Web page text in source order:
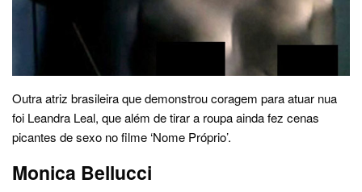
Outra atriz brasileira que demonstrou coragem para atuar nua
foi Leandra Leal, que além de tirar a roupa ainda fez cenas
picantes de sexo no filme ‘Nome Próprio’.
Monica Bellucci